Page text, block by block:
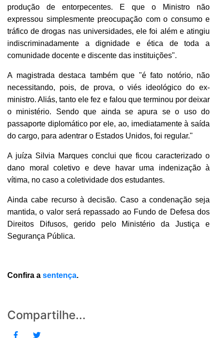
produção de entorpecentes. E que o Ministro não
expressou simplesmente preocupação com o consumo e
tráfico de drogas nas universidades, ele foi além e atingiu
indiscriminadamente a dignidade e ética de toda a
comunidade docente e discente das instituições".
A magistrada destaca também que "é fato notório, não
necessitando, pois, de prova, o viés ideológico do ex-
ministro. Aliás, tanto ele fez e falou que terminou por deixar
o ministério. Sendo que ainda se apura se o uso do
passaporte diplomático por ele, ao, imediatamente à saída
do cargo, para adentrar o Estados Unidos, foi regular."
A juíza Silvia Marques conclui que ficou caracterizado o
dano moral coletivo e deve havar uma indenização à
vítima, no caso a coletividade dos estudantes.
Ainda cabe recurso à decisão. Caso a condenação seja
mantida, o valor será repassado ao Fundo de Defesa dos
Direitos Difusos, gerido pelo Ministério da Justiça e
Segurança Pública.
Confira a sentença.
Compartilhe...